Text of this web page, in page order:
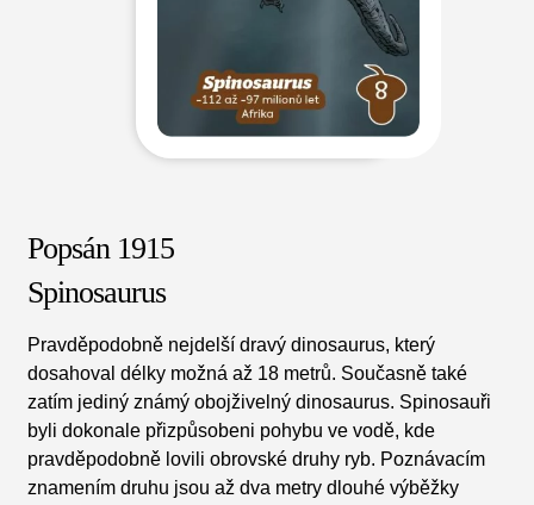
Popsán 1915
Spinosaurus
Pravděpodobně nejdelší dravý dinosaurus, který
dosahoval délky možná až 18 metrů. Současně také
zatím jediný známý obojživelný dinosaurus. Spinosauři
byli dokonale přizpůsobeni pohybu ve vodě, kde
pravděpodobně lovili obrovské druhy ryb. Poznávacím
znamením druhu jsou až dva metry dlouhé výběžky